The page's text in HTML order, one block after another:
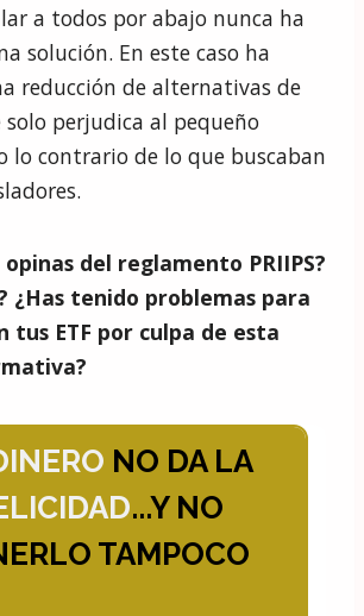
a todos por abajo nunca ha
solución. En este caso ha
reducción de alternativas de
perjudica al pequeño
lo contrario de lo que buscaban
del reglamento PRIIPS?
¿Has tenido problemas para
tus ETF por culpa de esta
NO DA LA
...Y NO
TAMPOCO